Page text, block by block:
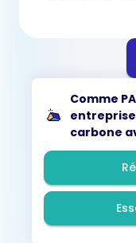
Comme
carbone